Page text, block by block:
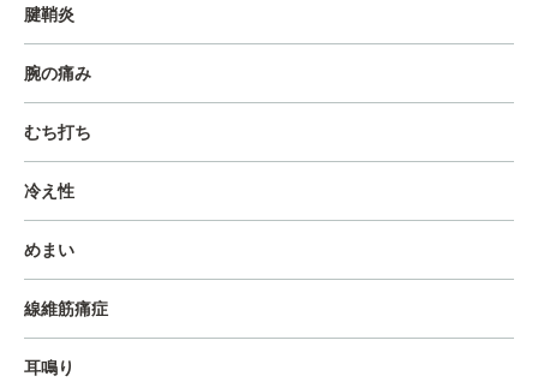
腱鞘炎
腕の痛み
むち打ち
冷え性
めまい
線維筋痛症
耳鳴り